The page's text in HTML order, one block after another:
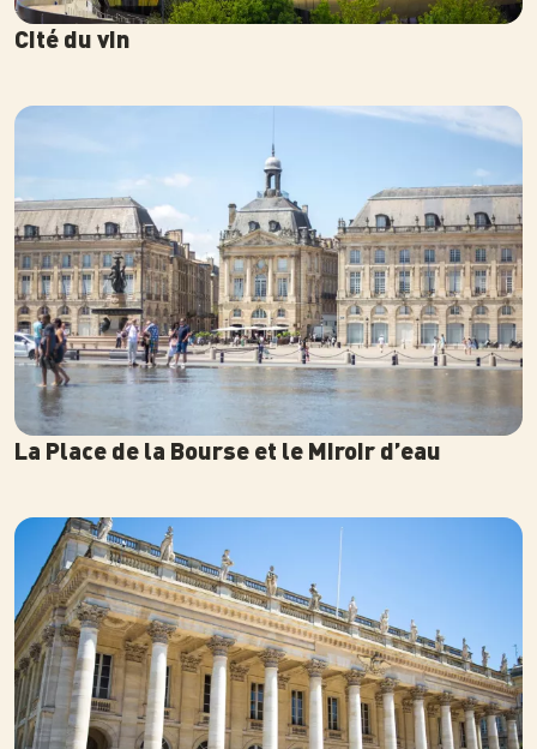
Cité du vin
La Place de la Bourse et le Miroir d’eau
Photo